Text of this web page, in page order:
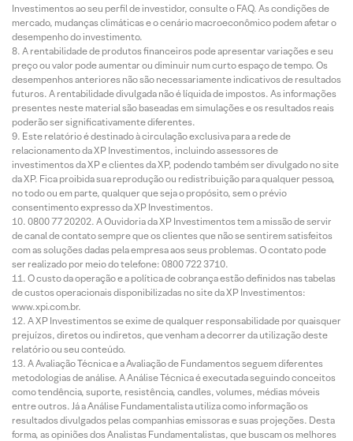
Investimentos ao seu perfil de investidor, consulte o FAQ. As condições de
mercado, mudanças climáticas e o cenário macroeconômico podem afetar o
desempenho do investimento.
A rentabilidade de produtos financeiros pode apresentar variações e seu
preço ou valor pode aumentar ou diminuir num curto espaço de tempo. Os
desempenhos anteriores não são necessariamente indicativos de resultados
futuros. A rentabilidade divulgada não é líquida de impostos. As informações
presentes neste material são baseadas em simulações e os resultados reais
poderão ser significativamente diferentes.
Este relatório é destinado à circulação exclusiva para a rede de
relacionamento da XP Investimentos, incluindo assessores de
investimentos da XP e clientes da XP, podendo também ser divulgado no site
da XP. Fica proibida sua reprodução ou redistribuição para qualquer pessoa,
no todo ou em parte, qualquer que seja o propósito, sem o prévio
consentimento expresso da XP Investimentos.
0800 77 20202. A Ouvidoria da XP Investimentos tem a missão de servir
de canal de contato sempre que os clientes que não se sentirem satisfeitos
com as soluções dadas pela empresa aos seus problemas. O contato pode
ser realizado por meio do telefone: 0800 722 3710.
O custo da operação e a política de cobrança estão definidos nas tabelas
de custos operacionais disponibilizadas no site da XP Investimentos:
www.xpi.com.br.
A XP Investimentos se exime de qualquer responsabilidade por quaisquer
prejuízos, diretos ou indiretos, que venham a decorrer da utilização deste
relatório ou seu conteúdo.
A Avaliação Técnica e a Avaliação de Fundamentos seguem diferentes
metodologias de análise. A Análise Técnica é executada seguindo conceitos
como tendência, suporte, resistência, candles, volumes, médias móveis
entre outros. Já a Análise Fundamentalista utiliza como informação os
resultados divulgados pelas companhias emissoras e suas projeções. Desta
forma, as opiniões dos Analistas Fundamentalistas, que buscam os melhores